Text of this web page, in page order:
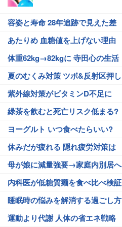
容姿と寿命 28年追跡で見えた差
あたりめ 血糖値を上げない理由
体重62kg→82kgに 寺田心の生活
夏のむくみ対策 ツボ&反射区押し
紫外線対策がビタミンD不足に
緑茶を飲むと死亡リスク低まる?
ヨーグルト いつ食べたらいい?
休みだが疲れる 隠れ疲労対策は
母が娘に減量強要→家庭内別居へ
内科医が低糖質麺を食べ比べ検証
睡眠時の悩みを解消する過ごし方
運動より代謝 人体の省エネ戦略